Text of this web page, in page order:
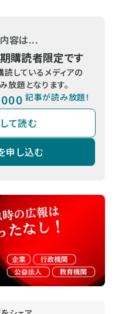
容は...
期購読者限定です
読しているメディアの
放題となります。
記事が読み放題！
て読む
申し込む